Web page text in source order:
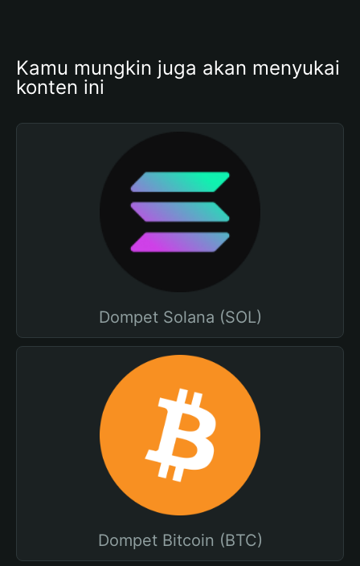
Kamu mungkin juga akan menyukai
konten ini
Dompet Solana (SOL)
Dompet Bitcoin (BTC)